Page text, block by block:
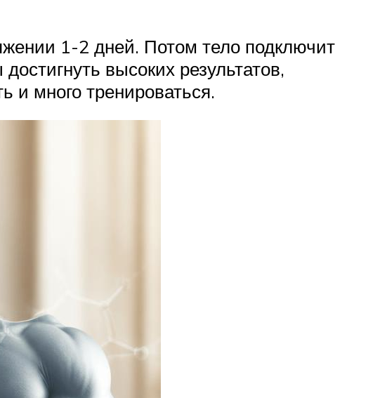
1-2 дней. Потом тело подключит
высоких результатов,
и много тренироваться.